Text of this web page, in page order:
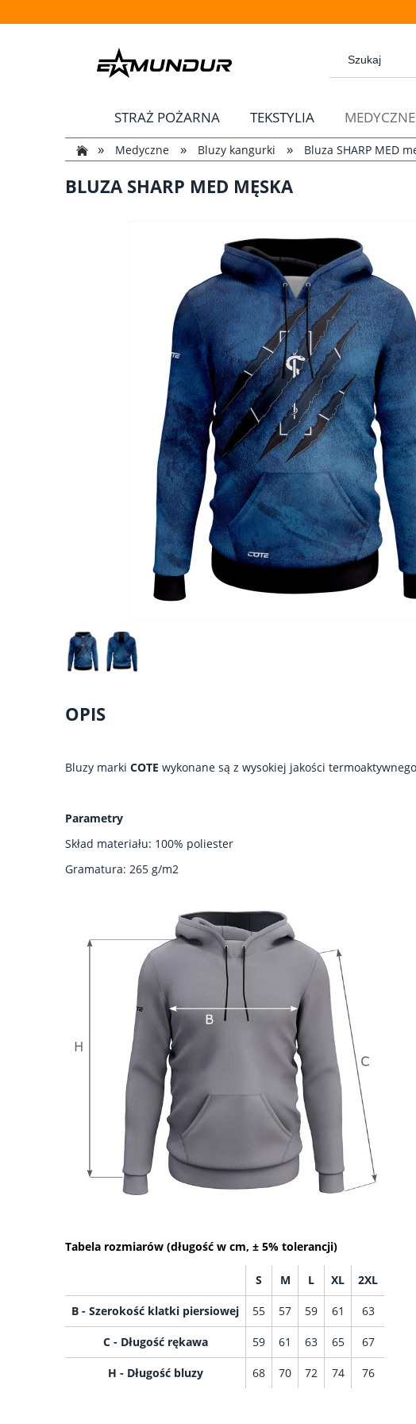
STRAŻ POŻARNA TEKSTYLIA MEDYCZNE
»
Medyczne » Bluzy kangurki » Bluza SHARP MED
BLUZA SHARP MED MĘSKA
OPIS
Bluzy marki COTE wykonane są z wysokiej jakości
Parametry
Skład materiału: 100% poliester
Gramatura: 265 g/m2
Tabela rozmiarów (długość w cm, ± 5% tolerancji)
S M L XL 2XL
B - Szerokość klatki piersiowej 55 57 59 61 63
C - Długość rękawa 59 61 63 65 67
H - Długość bluzy 68 70 72 74 76